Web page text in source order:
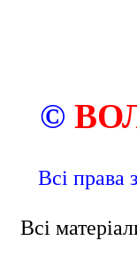
©
Всі права
Всі